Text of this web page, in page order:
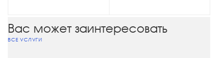
Вас может заинтересовать
ВСЕ УСЛУГИ